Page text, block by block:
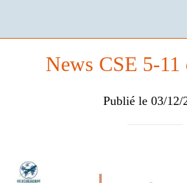
News CSE 5-11
Publié le 03/12/